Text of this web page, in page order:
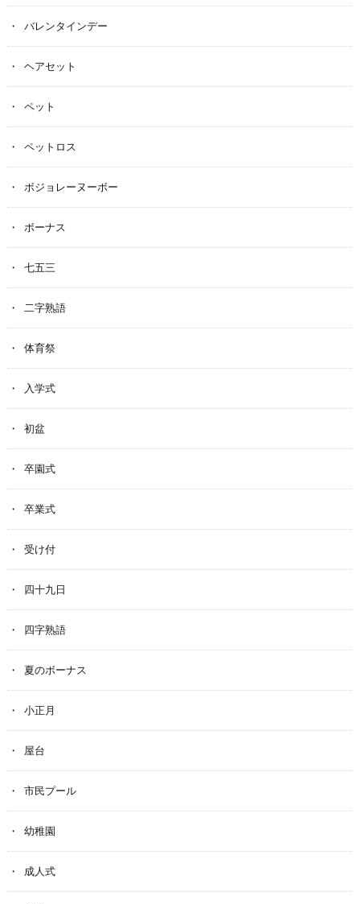
バレンタインデー
ヘアセット
ペット
ペットロス
ボジョレーヌーボー
ボーナス
七五三
二字熟語
体育祭
入学式
初盆
卒園式
卒業式
受け付
四十九日
四字熟語
夏のボーナス
小正月
屋台
市民プール
幼稚園
成人式